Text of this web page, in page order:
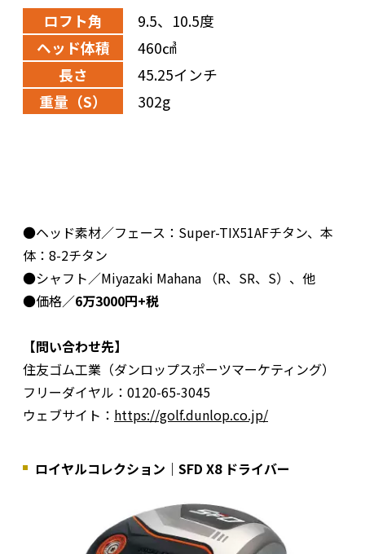
ロフト角
9.5、10.5度
ヘッド体積
460㎤
長さ
45.25インチ
重量（S）
302g
●ヘッド素材／フェース：Super-TIX51AFチタン、本
体：8-2チタン
●シャフト／Miyazaki Mahana （R、SR、S）、他
●価格／6万3000円+税
【問い合わせ先】
住友ゴム工業（ダンロップスポーツマーケティング）
フリーダイヤル：0120-65-3045
ウェブサイト： https://golf.dunlop.co.jp/
ロイヤルコレクション｜SFD X8 ドライバー